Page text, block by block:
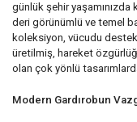
günlük şehir yaşamınızda
deri görünümlü ve temel
koleksiyon, vücudu
üretilmiş, hareket
olan çok yönlü
Modern Gardırobun